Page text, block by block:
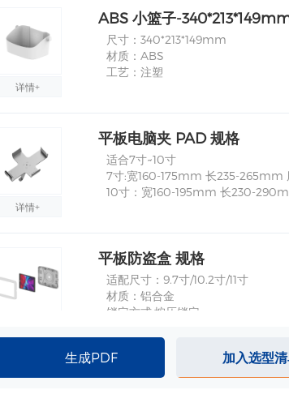
详情+
ABS 小篮子-
尺寸：340*213*149mm
材质：ABS
工艺：注塑
详情+
平板电脑夹 PAD 规格
适合7寸~10寸
7寸:宽160-175mm 长235-
10寸：宽160-195mm 长230-
平板防盗盒 规格
适配尺寸：9.7寸/10.2寸/11寸
材质：铝合金
锁定方式:按压锁定
把手-25mm 规格
生成PDF 加入选型